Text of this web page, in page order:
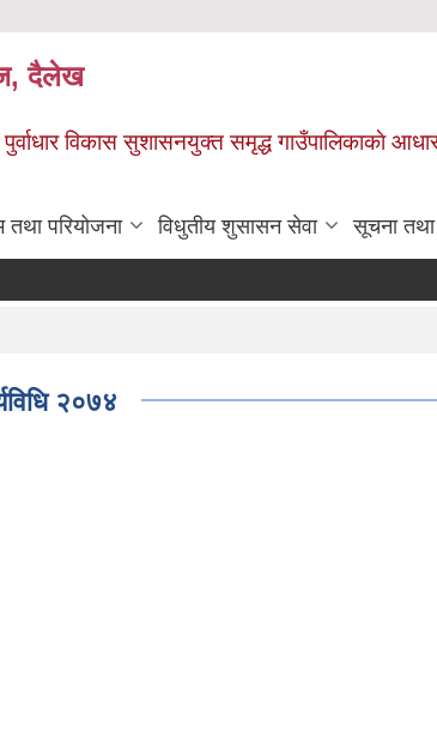
दैलेख
विकास सुशासनयुक्त समृद्ध गाउँपालिकाकाे
तथा परियोजना विधुतीय शुसासन सेवा सूचना तथा
२०७४